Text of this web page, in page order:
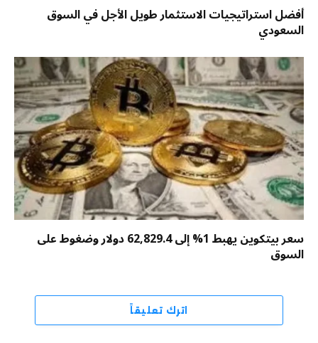
أفضل استراتيجيات الاستثمار طويل الأجل في السوق
السعودي
سعر بيتكوين يهبط 1% إلى 62,829.4 دولار وضغوط على
السوق
اترك تعليقاً